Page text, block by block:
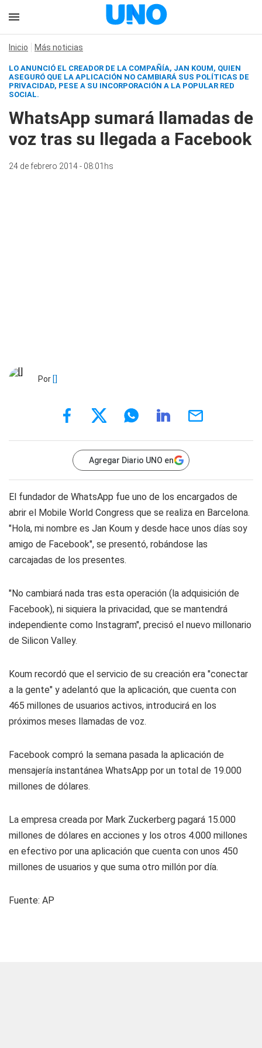
Inicio Más noticias
LO ANUNCIÓ EL CREADOR DE LA COMPAÑÍA, JAN KOUM, QUIEN
ASEGURÓ QUE LA APLICACIÓN NO CAMBIARÁ SUS POLÍTICAS DE
PRIVACIDAD, PESE A SU INCORPORACIÓN A LA POPULAR RED
SOCIAL.
WhatsApp sumará llamadas de
voz tras su llegada a Facebook
24 de febrero 2014 - 08:01hs
Por []
Agregar Diario UNO en
El fundador de WhatsApp fue uno de los encargados de
abrir el Mobile World Congress que se realiza en Barcelona.
"Hola, mi nombre es Jan Koum y desde hace unos días soy
amigo de Facebook", se presentó, robándose las
carcajadas de los presentes.
"No cambiará nada tras esta operación (la adquisición de
Facebook), ni siquiera la privacidad, que se mantendrá
independiente como Instagram", precisó el nuevo millonario
de Silicon Valley.
Koum recordó que el servicio de su creación era "conectar
a la gente" y adelantó que la aplicación, que cuenta con
465 millones de usuarios activos, introducirá en los
próximos meses llamadas de voz.
Facebook compró la semana pasada la aplicación de
mensajería instantánea WhatsApp por un total de 19.000
millones de dólares.
La empresa creada por Mark Zuckerberg pagará 15.000
millones de dólares en acciones y los otros 4.000 millones
en efectivo por una aplicación que cuenta con unos 450
millones de usuarios y que suma otro millón por día.
Fuente: AP